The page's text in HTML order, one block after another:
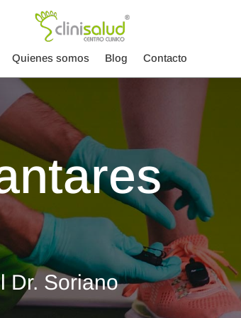
Quienes somos Blog Contacto
Dr. Soriano